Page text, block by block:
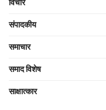
विचार
संपादकीय
समाचार
समाद विशेष
साक्षात्‍कार